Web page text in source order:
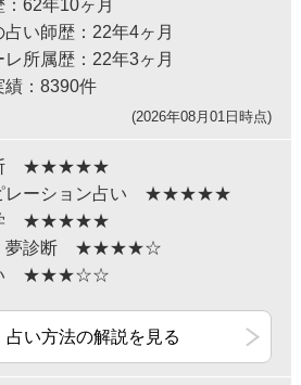
：62年10ヶ月
占い師歴：22年4ヶ月
レ所属歴：22年3ヶ月
績：8390件
(2026年08月01日時点)
断 ★★★★★
レーション占い ★★★★★
学 ★★★★★
夢診断 ★★★★☆
い ★★★☆☆
占い方法の解説を見る